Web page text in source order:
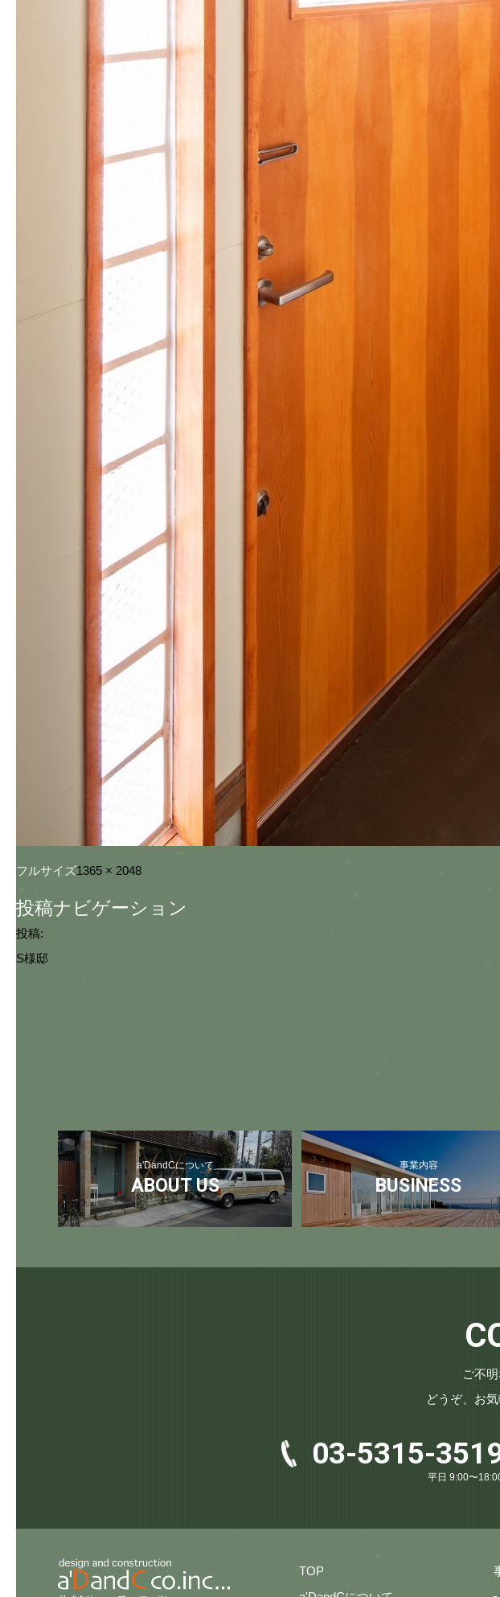
フルサイズ1365 × 2048
投稿ナビゲーション
投稿:
S様邸
a'DandCについて
ABOUT US
事業内容
BUSINESS
ご不
どうぞ、お
03-5315-
平日 9:00〜
TOP